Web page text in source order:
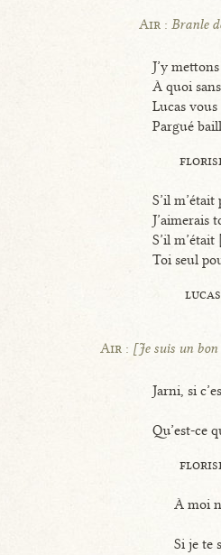
Air :Branle
J’y
À quoi
Lucas
Pargué
S’il m’était
J’aimerais
S’il
Toi seul
lucas
Air : [Je suis un
Jarni, si
Qu’est-ce
À moi
Si je te